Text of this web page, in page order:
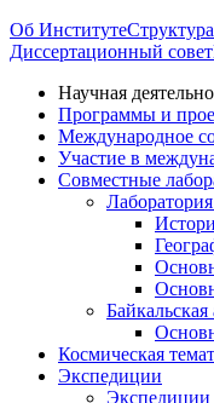
Об ИнститутеСтруктура
Диссертационный совет
Научная
Программы и
Международное
Участие в
Совместные
Космическая
Экспедиции
Экспедиции